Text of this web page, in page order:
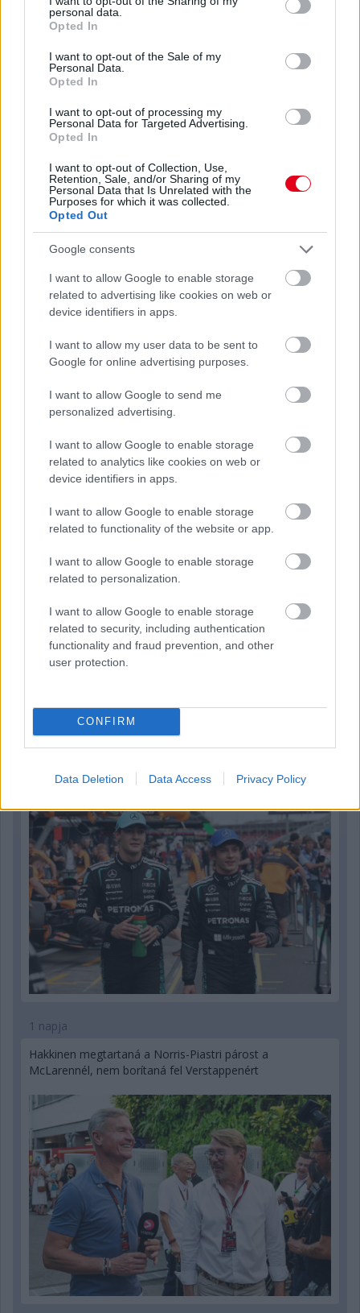
grant or deny consent to Google and its third-party tags to
use your data for below specified purposes in below Google
consent section.
personal data.
Opted In
I want to opt-out of the Sale of my
Personal Data.
Opted In
I want to opt-out of processing my
Personal Data for Targeted Advertising.
Opted In
I want to opt-out of Collection, Use,
Retention, Sale, and/or Sharing of my
Personal Data that Is Unrelated with the
Purposes for which it was collected.
Opted Out
Google consents
I want to allow Google to enable storage
related to advertising like cookies on web or
device identifiers in apps.
I want to allow my user data to be sent to
Google for online advertising purposes.
I want to allow Google to send me
personalized advertising.
I want to allow Google to enable storage
related to analytics like cookies on web or
device identifiers in apps.
I want to allow Google to enable storage
related to functionality of the website or app.
I want to allow Google to enable storage
related to personalization.
I want to allow Google to enable storage
related to security, including authentication
functionality and fraud prevention, and other
user protection.
CONFIRM
Data Deletion Data Access Privacy Policy
Parc Fermé
Óriási bevétel-visszaesést könyvelhetett el az F1 a
második negyedévben
2 órája
F1-es nyári szünetben
Montoya szerint Antonelli kedvessége sem segít
1 napja
Hakkinen megtartaná a Norris-Piastri párost a
McLarennél, nem borítaná fel Verstappenért